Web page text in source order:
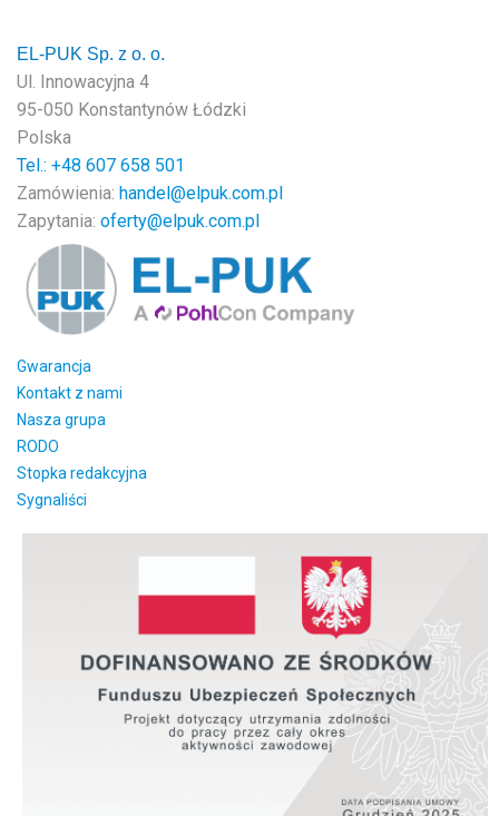
EL-PUK Sp. z o. o.
Ul. Innowacyjna 4
95-050 Konstantynów Łódzki
Polska
Tel.: +48 607 658 501
Zamówienia: handel@elpuk.com.pl
Zapytania: oferty@elpuk.com.pl
Gwarancja
Kontakt z nami
Nasza grupa
RODO
Stopka redakcyjna
Sygnaliści